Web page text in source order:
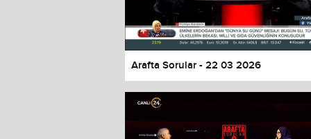
Arafta Sorular - 22 03 2026